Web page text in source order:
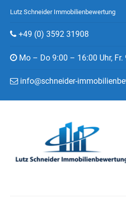
Lutz Schneider Immobilienbewertung
+49 (0) 3592 31908
Mo – Do 9:00 – 16:00 Uhr,
info@schneider-